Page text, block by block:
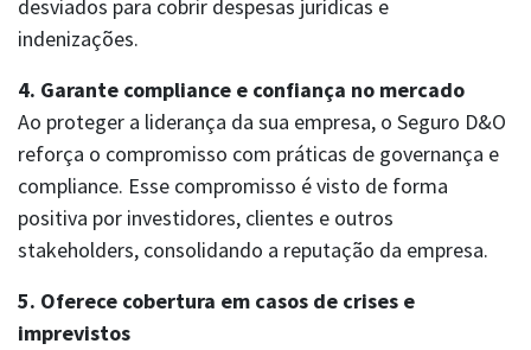
desviados para cobrir despesas jurídicas e
indenizações.
4. Garante compliance e confiança no mercado
Ao proteger a liderança da sua empresa, o Seguro D&O
reforça o compromisso com práticas de governança e
compliance. Esse compromisso é visto de forma
positiva por investidores, clientes e outros
stakeholders, consolidando a reputação da empresa.
5. Oferece cobertura em casos de crises e
imprevistos